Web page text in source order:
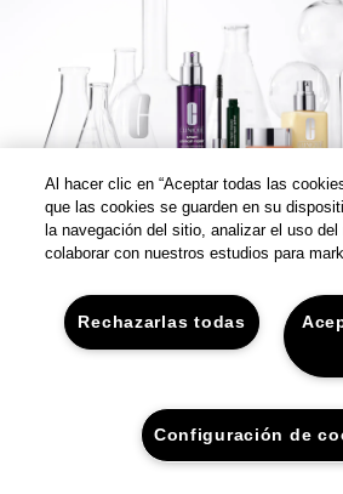
Al hacer clic en “Aceptar todas las
que las cookies se guarden en su
la navegación del sitio, analizar el uso
colaborar con nuestros estudios para
Rechazarlas todas
Configuración de